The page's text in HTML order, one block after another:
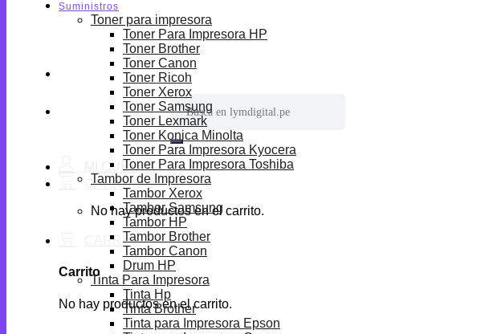
Buscar
por:
No hay productos en el carrito.
Carrito
No hay productos en el carrito.
Suministros
Toner para impresora
Toner Para Impresora HP
Toner Brother
Toner Canon
Toner Ricoh
Toner Xerox
Toner Samsung
Toner Lexmark
Toner Konica Minolta
Toner Para Impresora Kyocera
Toner Para Impresora Toshiba
Tambor de Impresora
Tambor Xerox
Tambor Samsung
Tambor HP
Tambor Brother
Tambor Canon
Drum HP
Tinta Para Impresora
Tinta Hp
Tinta Brother
Tinta para Impresora Epson